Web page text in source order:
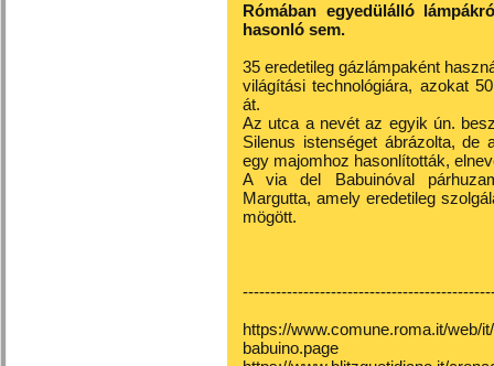
Rómában egyedülálló
hasonló sem.
35 eredetileg gázlámpaként
világítási technológiára, azokat
át.
Az utca a nevét az egyik ún.
Silenus istenséget ábrázolta, de
egy majomhoz hasonlították,
A via del Babuinóval
Margutta, amely eredetileg
mögött.
https://www.comune.roma.it/web/
babuino.page